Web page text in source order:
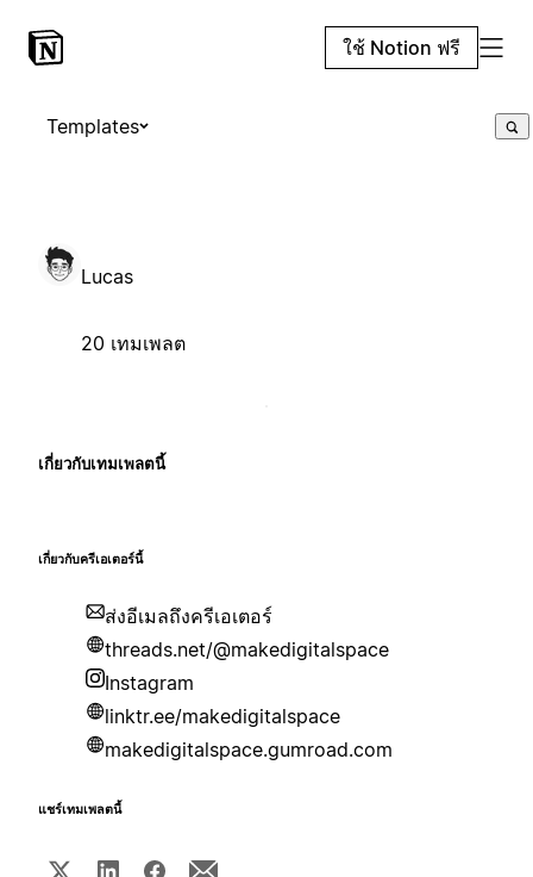
ใช้ Notion ฟรี
Templates
Lucas
20 เทมเพลต
เกี่ยวกับเทมเพลตนี้
เกี่ยวกับครีเอเตอร์นี้
ส่งอีเมลถึงครีเอเตอร์
threads.net/@makedigitalspace
Instagram
linktr.ee/makedigitalspace
makedigitalspace.gumroad.com
แชร์เทมเพลตนี้